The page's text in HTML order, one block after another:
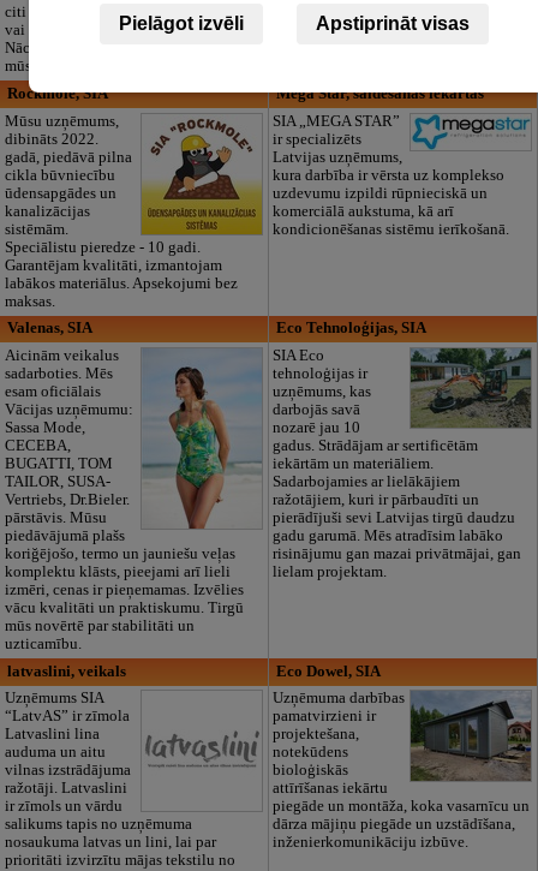
citi audumi šūšanai
vai ražošanai.
Nāciet un iepazīstieties ar pilnu klāstu
mūsu noliktavā klātienē!
līdz 6 gadiem. Licencētas programmas
(LV/RU), logopēds, speciālais atbalsts,
Rockmole, SIA
Mūsu uzņēmums,
dibināts 2022.
gadā, piedāvā pilna
cikla būvniecību
ūdensapgādes un
kanalizācijas
sistēmām.
Speciālistu pieredze - 10 gadi.
Garantējam kvalitāti, izmantojam
labākos materiālus. Apsekojumi bez
maksas.
Mega Star, saldēšanas iekārtas
SIA „MEGA STAR”
ir specializēts
Latvijas uzņēmums,
kura darbība ir vērsta uz komplekso
uzdevumu izpildi rūpnieciskā un
komerciālā aukstuma, kā arī
kondicionēšanas sistēmu ierīkošanā.
Valenas, SIA
Aicinām veikalus
sadarboties. Mēs
esam oficiālais
Vācijas uzņēmumu:
Sassa Mode,
CECEBA,
BUGATTI, TOM
TAILOR, SUSA-
Vertriebs, Dr.Bieler.
pārstāvis. Mūsu
piedāvājumā plašs
koriğējošo, termo un jauniešu veļas
komplektu klāsts, pieejami arī lieli
izmēri, cenas ir pieņemamas. Izvēlies
vācu kvalitāti un praktiskumu. Tirgū
mūs novērtē par stabilitāti un
uzticamību.
Eco Tehnoloģijas, SIA
SIA Eco
tehnoloģijas ir
uzņēmums, kas
darbojās savā
nozarē jau 10
gadus. Strādājam ar sertificētām
iekārtām un materiāliem.
Sadarbojamies ar lielākājiem
ražotājiem, kuri ir pārbaudīti un
pierādījuši sevi Latvijas tirgū daudzu
gadu garumā. Mēs atradīsim labāko
risinājumu gan mazai privātmājai, gan
lielam projektam.
latvaslini, veikals
Uzņēmums SIA
“LatvAS” ir zīmola
Latvaslini lina
auduma un aitu
vilnas izstrādājuma
ražotāji. Latvaslini
ir zīmols un vārdu
salikums tapis no uzņēmuma
nosaukuma latvas un lini, lai par
prioritāti izvirzītu mājas tekstilu no
Eco Dowel, SIA
Uzņēmuma darbības
pamatvirzieni ir
projektešana,
notekūdens
bioloģiskās
attīrīšanas iekārtu
piegāde un montāža, koka vasarnīcu un
dārza mājiņu piegāde un uzstādīšana,
inženierkomunikāciju izbūve.
Pielāgot izvēli Apstiprināt visas